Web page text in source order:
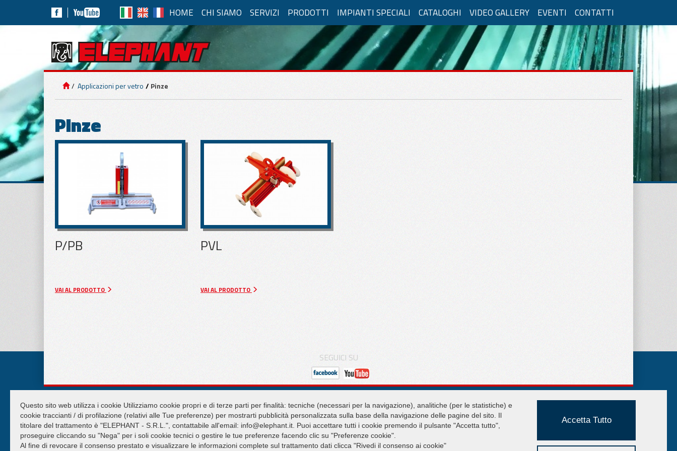
HOME CHI SIAMO SERVIZI PRODOTTI IMPIANTI SPECIALI CATALOGHI VIDEO GALLERY EVENTI CONTATTI
IMPIANTI DI
SOLLEVAMENTO
APPLICAZIONI
PER MARMO E
CEMENTO
APPLICAZIONI
PER VETRO
APPLICAZIONI
APPLICAZIONI PER VETRO
Sollevatore a Ventosa
Movimenti Manuali
Movimenti pneumatici
PVL
Applicazioni per vetro Pinze
Pinze
P/PB
VAI AL PRODOTTO
PVL
VAI AL PRODOTTO
SEGUICI SU
ELEPHANT S.R.L.
Impianti di sollevamento e movimentazione Gru Ventose
Cap. Soc. int. versato € 50.000,00
Partita IVA 02013590407
R.e.a. Rimini n. 233980
SEDE LEGALE
Via Piane, 25/A – 47853 Coriano – Rimini (RN) – Italy
Tel.+39 0541 657285
Fax +39 0541 657605
QUICK MENU
Sollevatori a Ventosa
Download Cataloghi
Privacy utenti del sito
Privacy navigatori
Questo sito web utilizza i cookie Utilizziamo cookie propri e di terze parti per finalità: tecniche (necessari per la navigazione), analitiche (per le statistiche) e
cookie traccianti / di profilazione (relativi alle Tue preferenze) per mostrarti pubblicità personalizzata sulla base della navigazione delle pagine del sito. Il
titolare del trattamento è "ELEPHANT - S.R.L.", contattabile all'email: info@elephant.it. Puoi accettare tutti i cookie premendo il pulsante "Accetta tutto",
proseguire cliccando su "Nega" per i soli cookie tecnici o gestire le tue preferenze facendo clic su "Preferenze cookie".
Al fine di revocare il consenso prestato e visualizzare le informazioni complete sul trattamento dati clicca "Rivedi il consenso ai cookie"
Accetta Tutto